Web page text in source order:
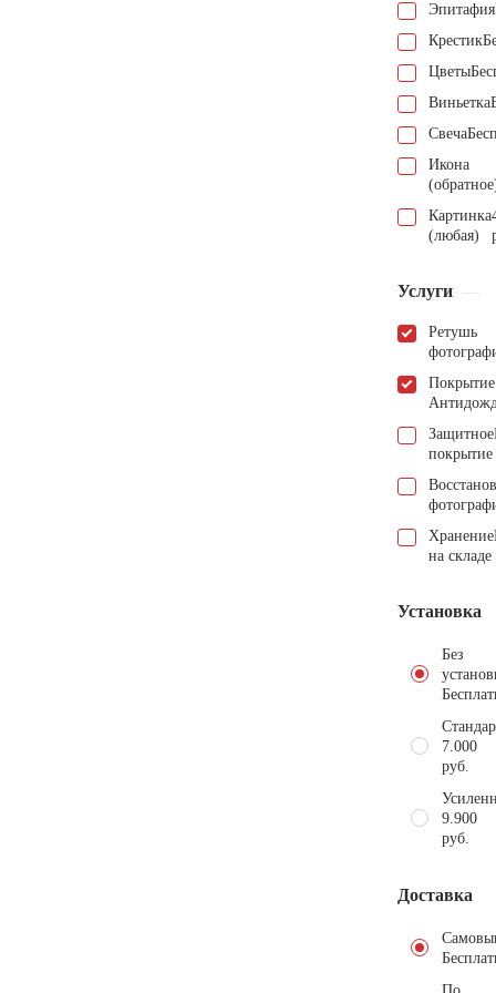
Эпитафия
Крестик
Цветы
Виньетка
Свеча
Икона
Картинка
(любая)
Услуги
Ретушь
Покрытие
Защитное
покрытие
Хранение
на складе
Установка
Без
7.000
руб.
9.900
руб.
Доставка